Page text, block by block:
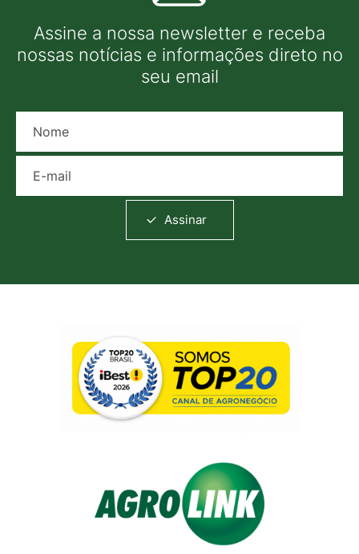
Assine a nossa newsletter e receba
nossas notícias e informações direto no
seu email
Assinar